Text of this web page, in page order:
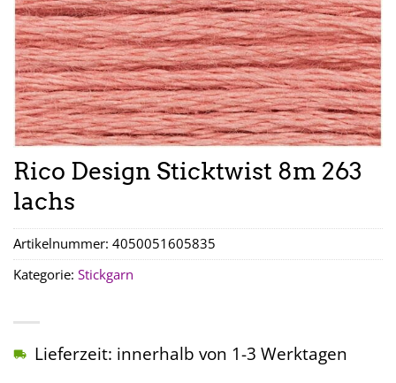
Rico Design Sticktwist 8m 263
lachs
Lieferzeit: innerhalb von 1-3 Werktagen
Artikelnummer: 4050051605835
Kategorie: Stickgarn